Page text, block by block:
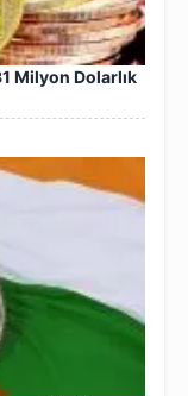
Milyon Dolarlık